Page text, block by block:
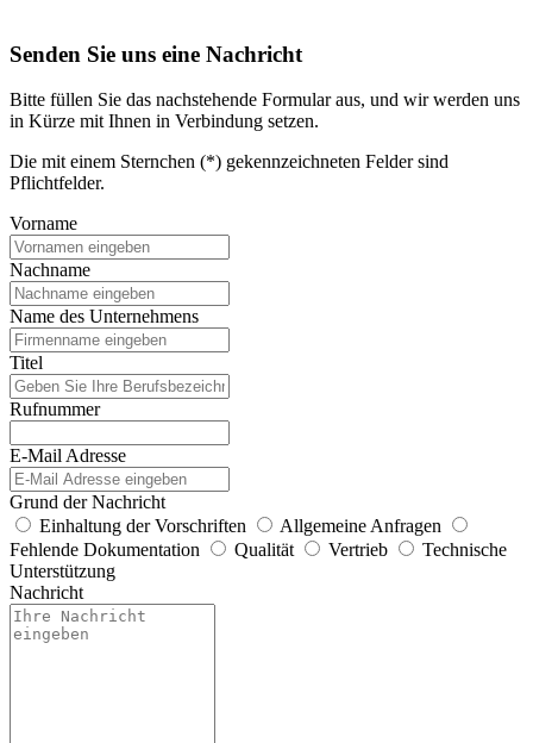
Senden Sie uns eine Nachricht
Bitte füllen Sie das nachstehende Formular aus, und wir werden uns
in Kürze mit Ihnen in Verbindung setzen.
Die mit einem Sternchen (*) gekennzeichneten Felder sind
Pflichtfelder.
Vorname
Nachname
Name des Unternehmens
Titel
Rufnummer
E-Mail Adresse
Grund der Nachricht
Einhaltung der Vorschriften
Allgemeine Anfragen
Fehlende Dokumentation
Qualität Vertrieb
Technische
Unterstützung
Nachricht